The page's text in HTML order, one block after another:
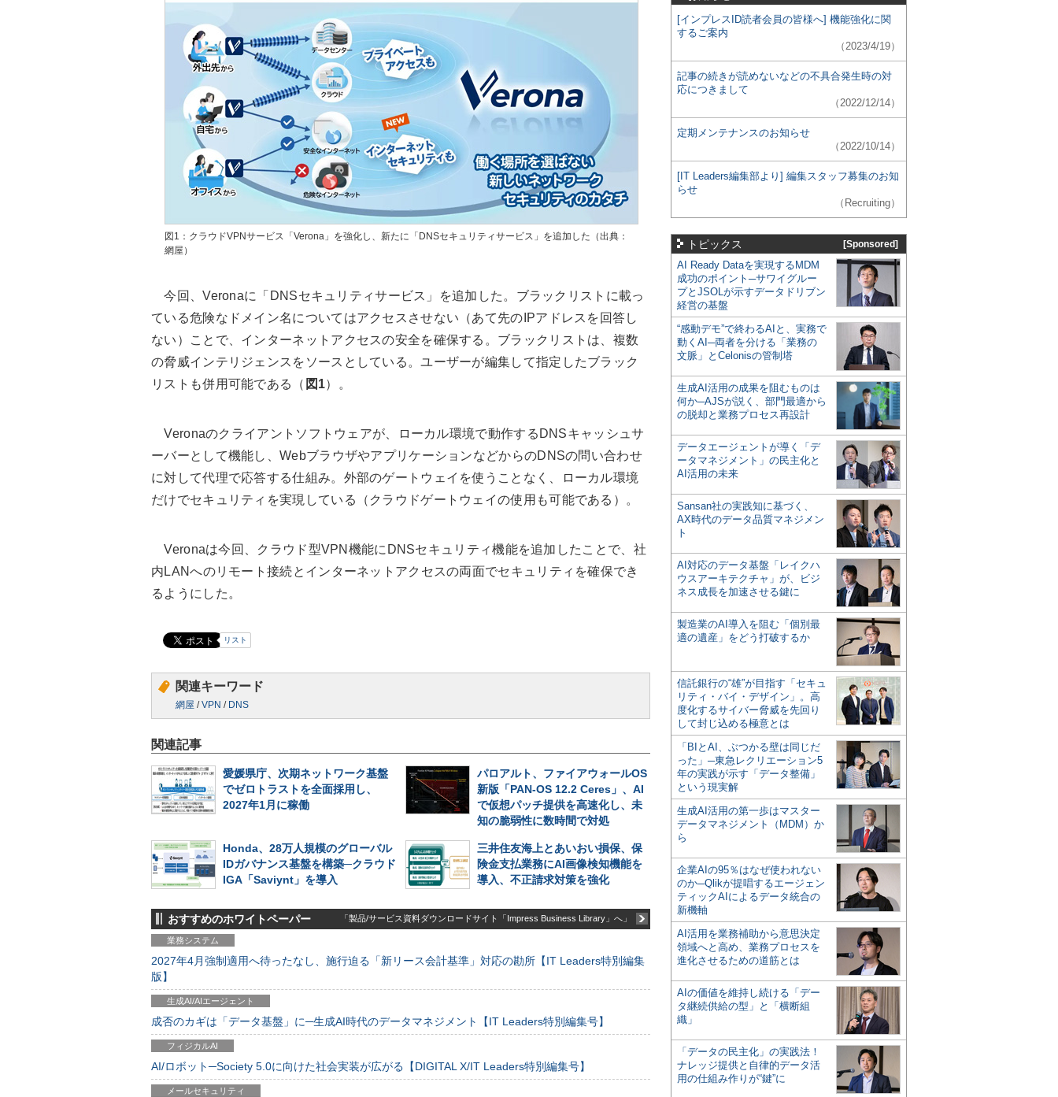
図1：クラウドVPNサービス「Verona」を強化し、新たに「DNSセキュリティサービス」を追加した（出典：
網屋）
今回、Veronaに「DNSセキュリティサービス」を追加した。ブラックリストに載っ
ている危険なドメイン名についてはアクセスさせない（あて先のIPアドレスを回答し
ない）ことで、インターネットアクセスの安全を確保する。ブラックリストは、複数
の脅威インテリジェンスをソースとしている。ユーザーが編集して指定したブラック
リストも併用可能である（ 図1）。
Veronaのクライアントソフトウェアが、ローカル環境で動作するDNSキャッシュサ
ーバーとして機能し、WebブラウザやアプリケーションなどからのDNSの問い合わせ
に対して代理で応答する仕組み。外部のゲートウェイを使うことなく、ローカル環境
だけでセキュリティを実現している（クラウドゲートウェイの使用も可能である）。
Veronaは今回、クラウド型VPN機能にDNSセキュリティ機能を追加したことで、社
内LANへのリモート接続とインターネットアクセスの両面でセキュリティを確保でき
るようにした。
リスト
関連キーワード
網屋 /VPN / DNS
関連記事
愛媛県庁、次期ネットワーク基盤
でゼロトラストを全面採用し、
2027年1月に稼働
パロアルト、ファイアウォールOS
新版「PAN-OS 12.2 Ceres」、AI
で仮想パッチ提供を高速化し、未
知の脆弱性に数時間で対処
Honda、28万人規模のグローバル
IDガバナンス基盤を構築─クラウド
IGA「Saviynt」を導入
三井住友海上とあいおい損保、保
険金支払業務にAI画像検知機能を
導入、不正請求対策を強化
おすすめのホワイトペーパー 「製品/サービス資料ダウンロードサイト「Impress Business Library」へ」
業務システム
2027年4月強制適用へ待ったなし、施行迫る「新リース会計基準」対応の勘所【IT Leaders特別編集
版】
生成AI/AIエージェント
成否のカギは「データ基盤」に─生成AI時代のデータマネジメント【IT Leaders特別編集号】
フィジカルAI
AI/ロボット─Society 5.0に向けた社会実装が広がる【DIGITAL X/IT Leaders特別編集号】
メールセキュリティ
[インプレスID読者会員の皆様へ] 機能強化に関
するご案内
（2023/4/19）
記事の続きが読めないなどの不具合発生時の対
応につきまして
（2022/12/14）
定期メンテナンスのお知らせ
（2022/10/14）
[IT Leaders編集部より] 編集スタッフ募集のお知
らせ
（Recruiting）
トピックス [Sponsored]
AI Ready Dataを実現するMDM
成功のポイント─サワイグルー
プとJSOLが示すデータドリブン
経営の基盤
“感動デモ”で終わるAIと、実務で
動くAI─両者を分ける「業務の
文脈」とCelonisの管制塔
生成AI活用の成果を阻むものは
何か─AJSが説く、部門最適から
の脱却と業務プロセス再設計
データエージェントが導く「デ
ータマネジメント」の民主化と
AI活用の未来
Sansan社の実践知に基づく、
AX時代のデータ品質マネジメン
ト
AI対応のデータ基盤「レイクハ
ウスアーキテクチャ」が、ビジ
ネス成長を加速させる鍵に
製造業のAI導入を阻む「個別最
適の遺産」をどう打破するか
信託銀行の“雄”が目指す「セキュ
リティ・バイ・デザイン」。高
度化するサイバー脅威を先回り
して封じ込める極意とは
「BIとAI、ぶつかる壁は同じだ
った」─東急レクリエーション5
年の実践が示す「データ整備」
という現実解
生成AI活用の第一歩はマスター
データマネジメント（MDM）か
ら
企業AIの95％はなぜ使われない
のか─Qlikが提唱するエージェン
ティックAIによるデータ統合の
新機軸
AI活用を業務補助から意思決定
領域へと高め、業務プロセスを
進化させるための道筋とは
AIの価値を維持し続ける「デー
タ継続供給の型」と「横断組
織」
「データの民主化」の実践法！
ナレッジ提供と自律的データ活
用の仕組み作りが“鍵”に